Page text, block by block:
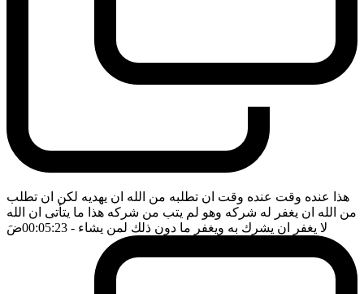
هذا عنده وقت عنده وقت ان تطلبه من الله ان يهديه لكن ان تطلب
من الله ان يغفر له شركه وهو لم يتب من شركه هذا ما يتأتى ان الله
لا يغفر ان يشرك به ويغفر ما دون ذلك لمن يشاء - 00:05:23 ضَ